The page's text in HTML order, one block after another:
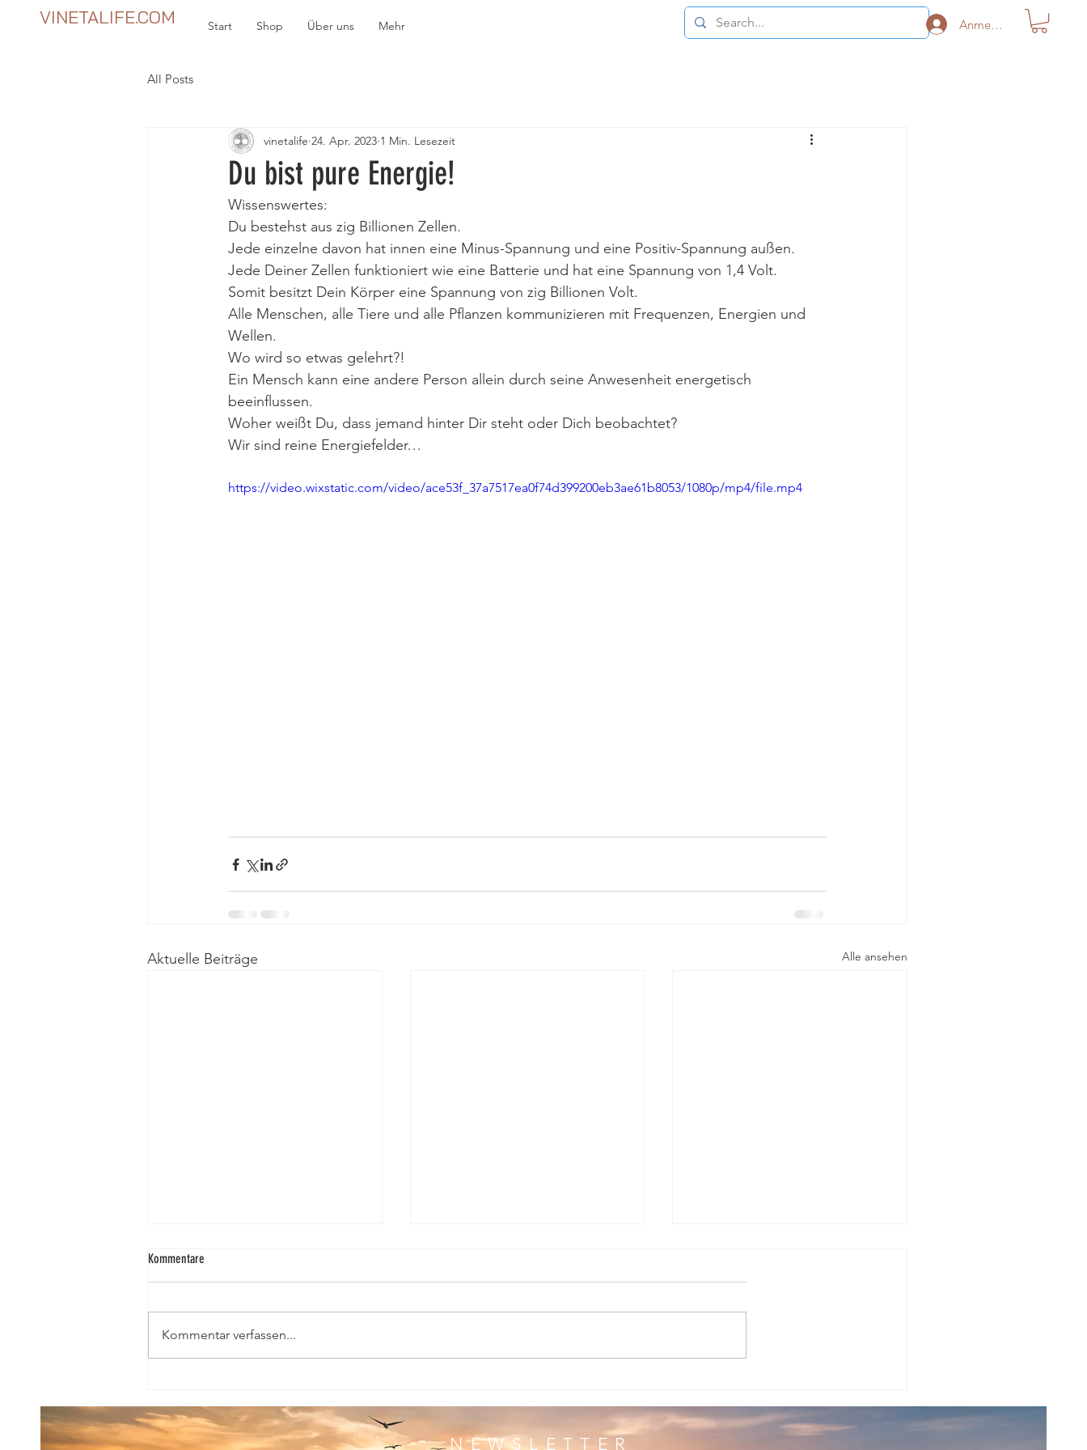
VINETALIFE.COM Start Shop Über uns Mehr Anmelden
All Posts
Du bist pure Energie!
vinetalife 24. Apr. 2023 1 Min. Lesezeit
Wissenswertes:
Du bestehst aus zig Billionen Zellen.
Jede einzelne davon hat innen eine Minus-Spannung und eine Positiv-Spannung außen.
Jede Deiner Zellen funktioniert wie eine Batterie und hat eine Spannung von 1,4 Volt.
Somit besitzt Dein Körper eine Spannung von zig Billionen Volt.
Alle Menschen, alle Tiere und alle Pflanzen kommunizieren mit Frequenzen, Energien und
Wellen.
Wo wird so etwas gelehrt?!
Ein Mensch kann eine andere Person allein durch seine Anwesenheit energetisch
beeinflussen.
Woher weißt Du, dass jemand hinter Dir steht oder Dich beobachtet?
Wir sind reine Energiefelder…
https://video.wixstatic.com/video/ace53f_37a7517ea0f74d399200eb3ae61b8053/1080p/mp4/file.mp4
Aktuelle Beiträge Alle ansehen
Kommentare
Kommentar verfassen...
NEWSLETTER